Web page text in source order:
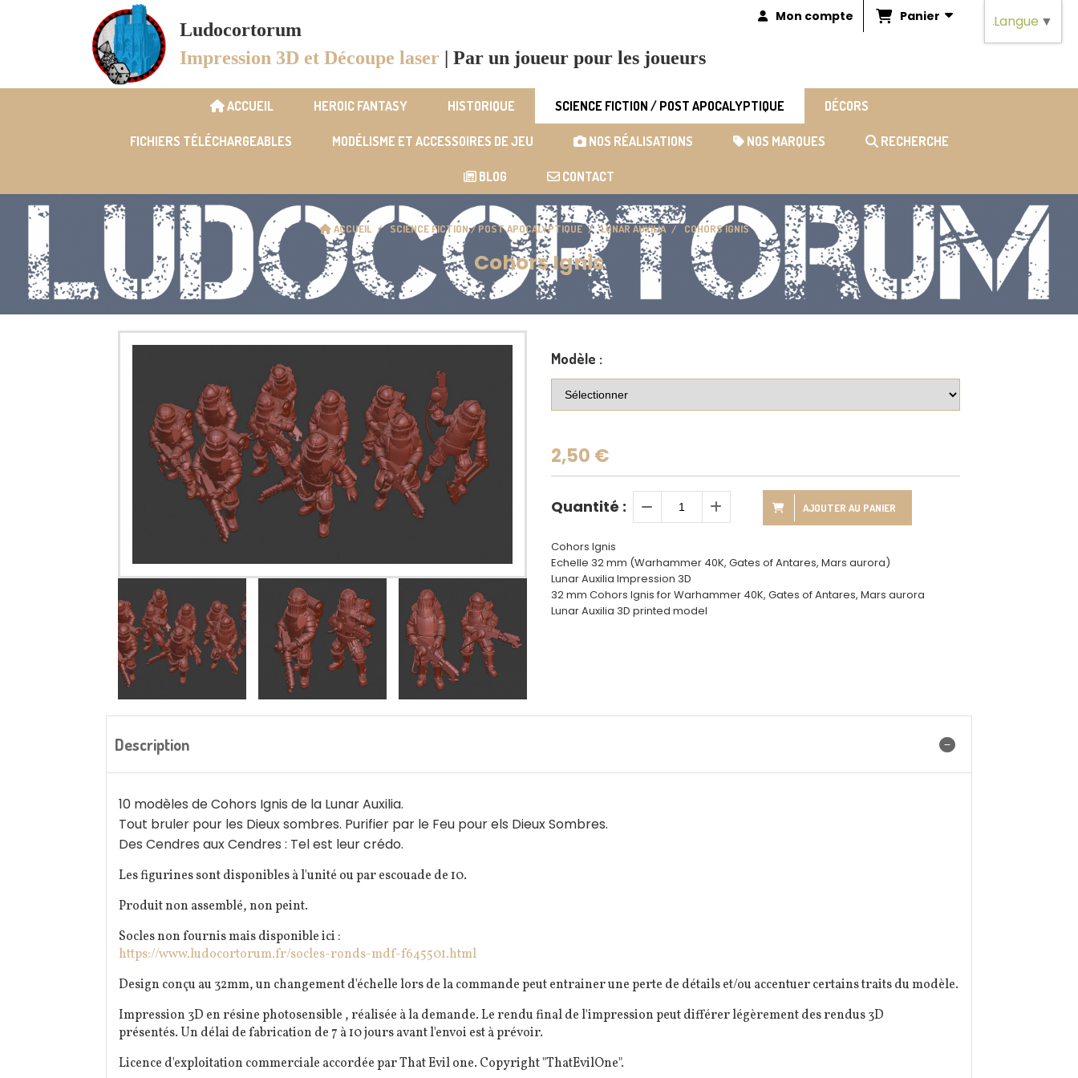
Ludocortorum
Impression 3D et Découpe laser | Par un joueur pour les joueurs
Mon compte Panier
ACCUEIL HEROIC FANTASY HISTORIQUE SCIENCE FICTION / POST APOCALYPTIQUE DÉCORS
FICHIERS TÉLÉCHARGEABLES MODÉLISME ET ACCESSOIRES DE JEU NOS RÉALISATIONS NOS MARQUES RECHERCHE
BLOG CONTACT
ACCUEIL SCIENCE FICTION / POST APOCALYPTIQUE LUNAR AUXILIA COHORS IGNIS
Cohors Ignis
Modèle :
2,50 €
Quantité : AJOUTER AU PANIER
Cohors Ignis
Echelle 32 mm (Warhammer 40K, Gates of Antares, Mars aurora)
Lunar Auxilia Impression 3D
32 mm Cohors Ignis for Warhammer 40K, Gates of Antares, Mars aurora
Lunar Auxilia 3D printed model
Description
10 modèles de Cohors Ignis de la Lunar Auxilia.
Tout bruler pour les Dieux sombres. Purifier par le Feu pour els Dieux Sombres.
Des Cendres aux Cendres : Tel est leur crédo.
Les figurines sont disponibles à l'unité ou par escouade de 10.
Produit non assemblé, non peint.
Socles non fournis mais disponible ici :
https://www.ludocortorum.fr/socles-ronds-mdf-f645501.html
Design conçu au 32mm, un changement d'échelle lors de la commande peut entrainer une perte de détails et/ou accentuer certains traits du modèle.
Impression 3D en résine photosensible , réalisée à la demande. Le rendu final de l'impression peut différer légèrement des rendus 3D
présentés. Un délai de fabrication de 7 à 10 jours avant l'envoi est à prévoir.
Licence d'exploitation commerciale accordée par That Evil one. Copyright "ThatEvilOne".
Langue ▼
Panneau de gestion des cookies